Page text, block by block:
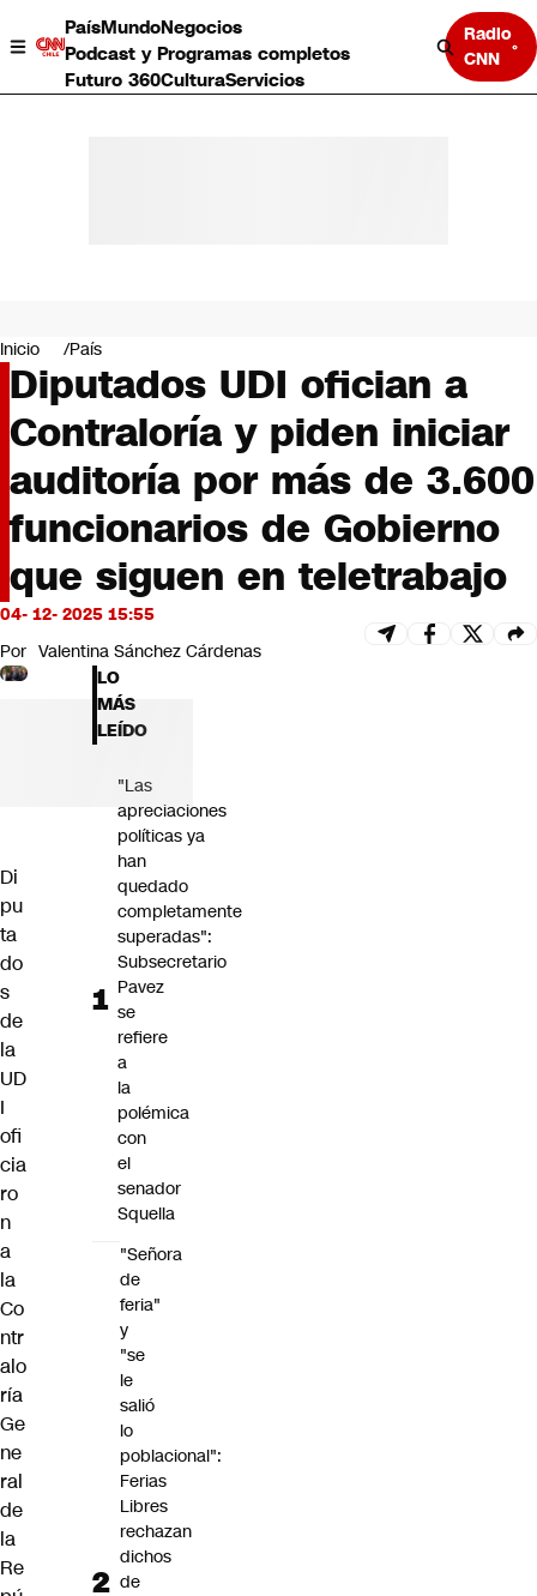
PaísMundoNegocios
Podcast y Programas completos
Futuro 360CulturaServicios
Radio
CNN
Negocios
Deportes
Programas completos
Cultura
Servicios
Bits
CNN tiempo
Opinión
Inicio País
Diputados UDI ofician a
Contraloría y piden iniciar
auditoría por más de 3.600
funcionarios de Gobierno
que siguen en teletrabajo
04- 12- 2025 15:55
Por Valentina Sánchez Cárdenas
Di
pu
ta
do
s
de
la
UD
I
ofi
cia
ro
n
a
la
Co
ntr
alo
ría
Ge
ne
ral
de
la
Re
LO
MÁS
LEÍDO
"Las
apreciaciones
políticas ya
han
quedado
completamente
superadas":
Subsecretario
Pavez
se
refiere
a
la
polémica
con
el
senador
Squella
"Señora
de
feria"
y
"se
le
salió
lo
poblacional":
Ferias
Libres
rechazan
dichos
de